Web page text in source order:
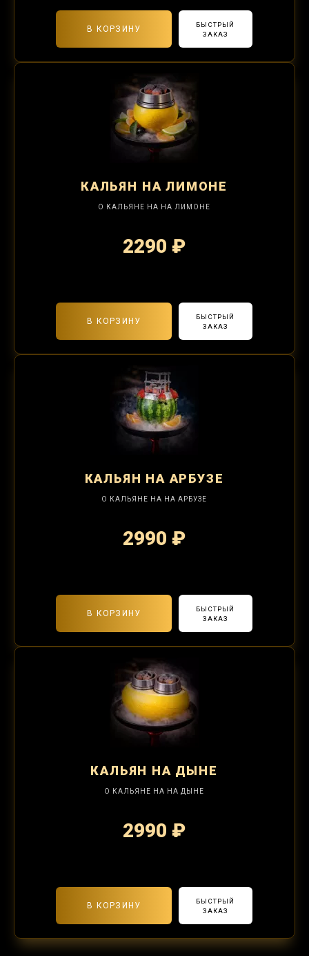
В КОРЗИНУ
БЫСТРЫЙ
ЗАКАЗ
КАЛЬЯН НА ЛИМОНЕ
О КАЛЬЯНЕ НА НА ЛИМОНЕ
2290 ₽
В КОРЗИНУ
БЫСТРЫЙ
ЗАКАЗ
КАЛЬЯН НА АРБУЗЕ
О КАЛЬЯНЕ НА НА АРБУЗЕ
2990 ₽
В КОРЗИНУ
БЫСТРЫЙ
ЗАКАЗ
КАЛЬЯН НА ДЫНЕ
О КАЛЬЯНЕ НА НА ДЫНЕ
2990 ₽
В КОРЗИНУ
БЫСТРЫЙ
ЗАКАЗ